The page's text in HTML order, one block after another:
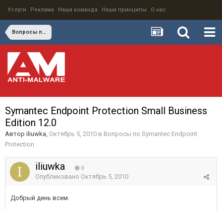
Услуги Реклама Наша команда Наши принципы О нас
Вопросы по Symantec Endpoint Protection
Symantec Endpoint Protection Small Business
Edition 12.0
Автор iliuwka, Октябрь 5, 2010 в Вопросы по Symantec Endpoint
Protection
iliuwka 0
Опубликовано Октябрь 5, 2010
Добрый день всем.